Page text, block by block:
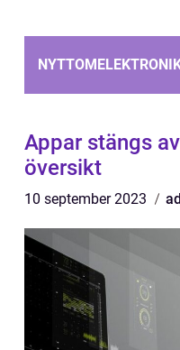
Appar stängs
översikt
10 september 2023